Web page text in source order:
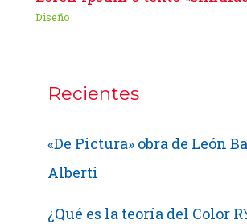
Diseño
Recientes
«De Pictura» obra de León
Alberti
¿Qué es la teoría del Color